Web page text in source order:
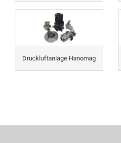
Druckluftanlage Hanomag